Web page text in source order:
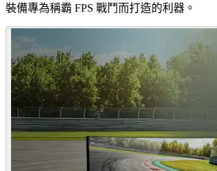
裝備專為稱霸 FPS 戰鬥而打造的利器。